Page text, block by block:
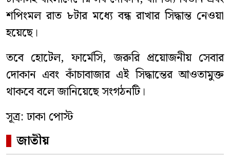
শপিংমল রাত ৮টার মধ্যে বন্ধ রাখার সিদ্ধান্ত নেওয়া
হয়েছে।
তবে হোটেল, ফার্মেসি, জরুরি প্রয়োজনীয় সেবার
দোকান এবং কাঁচাবাজার এই সিদ্ধান্তের আওতামুক্ত
থাকবে বলে জানিয়েছে সংগঠনটি।
সূত্র: ঢাকা পোস্ট
জাতীয়